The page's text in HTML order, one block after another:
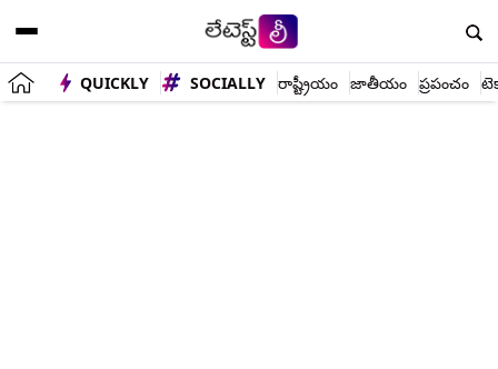
QUICKLY SOCIALLY రాష్ట్రీయం జాతీయం ప్రపంచం